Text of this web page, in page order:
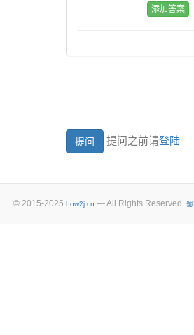
提问之前请登陆
© 2015-2025 how2j.cn — All Rights Reserved.